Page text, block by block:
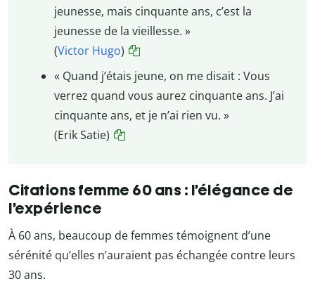
jeunesse, mais cinquante ans, c’est la
jeunesse de la vieillesse. »
(Victor Hugo)
« Quand j’étais jeune, on me disait : Vous
verrez quand vous aurez cinquante ans. J’ai
cinquante ans, et je n’ai rien vu. »
(Erik Satie)
Citations femme 60 ans : l’élégance de
l’expérience
À 60 ans, beaucoup de femmes témoignent d’une
sérénité qu’elles n’auraient pas échangée contre leurs
30 ans.